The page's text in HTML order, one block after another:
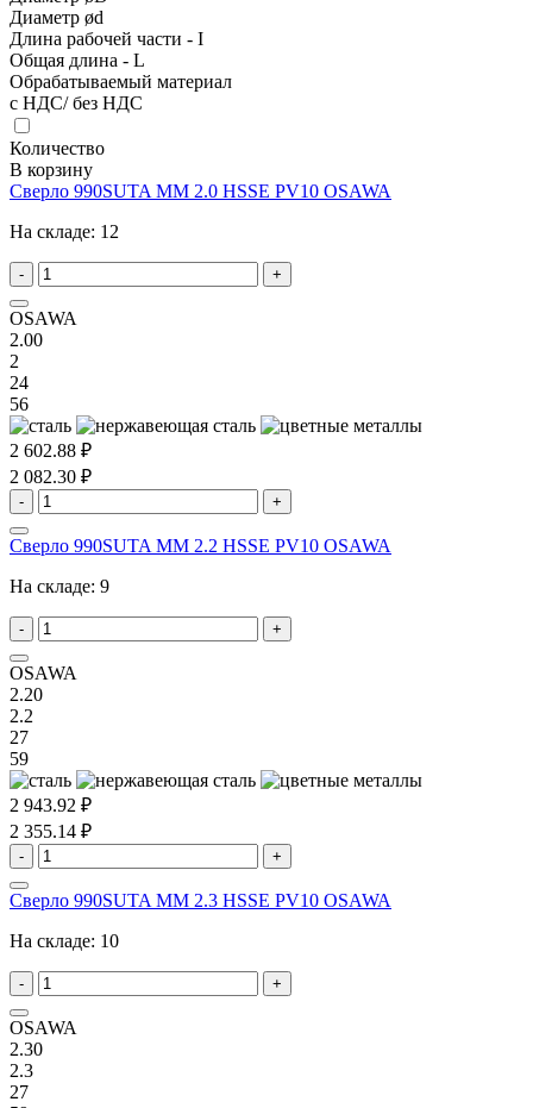
Диаметр ød
Длина рабочей части - I
Общая длина - L
Обрабатываемый материал
с НДС/ без НДС
Количество
В корзину
Сверло 990SUTA MM 2.0 HSSE PV10 OSAWA
На складе: 12
- +
OSAWA
2.00
2
24
56
2 602.88 ₽
2 082.30 ₽
- +
Сверло 990SUTA MM 2.2 HSSE PV10 OSAWA
На складе: 9
- +
OSAWA
2.20
2.2
27
59
2 943.92 ₽
2 355.14 ₽
- +
Сверло 990SUTA MM 2.3 HSSE PV10 OSAWA
На складе: 10
- +
OSAWA
2.30
2.3
27